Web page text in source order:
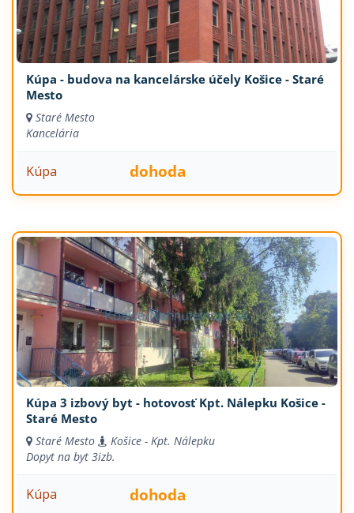
Kúpa - budova na kancelárske účely Košice - Staré
Mesto
Staré Mesto
Kancelária
Kúpa dohoda
Kúpa 3 izbový byt - hotovosť Kpt. Nálepku Košice -
Staré Mesto
Staré Mesto
Košice - Kpt. Nálepku
Dopyt na byt 3izb.
Kúpa dohoda